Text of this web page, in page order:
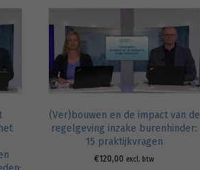
(Ver)bouwen en de impact van de
regelgeving inzake burenhinder:
15 praktijkvragen
€120,00 excl. btw